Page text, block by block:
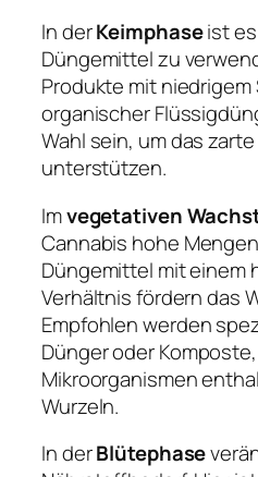
In derKeimphaseist
Düngemittel zu
Produkte mit
organischer
Wahl sein, um das
unterstützen.
Imvegetativen
Cannabis hohe
Düngemittel mit einem
Verhältnis fördern das
Empfohlen werden
Dünger oder
Mikroorganismen
Wurzeln.
In derBlütephase